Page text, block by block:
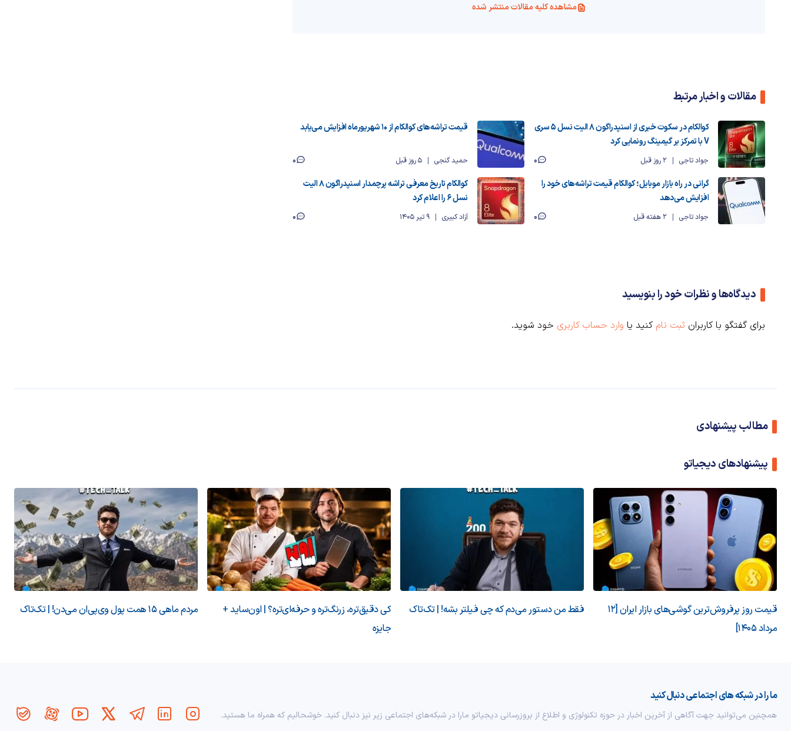
مشاهده کلیه مقالات منتشر شده
مقالات و اخبار مرتبط
کوالکام در سکوت خبری از اسنپدراگون ۸ الیت نسل ۵ سری
V با تمرکز بر گیمینگ رونمایی کرد
جواد تاجی 2 روز قبل 0
قیمت تراشه‌های کوالکام از ۱۰ شهریورماه افزایش می‌یابد
حمید گنجی 5 روز قبل
0
گرانی در راه بازار موبایل؛ کوالکام قیمت تراشه‌های خود را
افزایش می‌دهد
جواد تاجی 2 هفته قبل 0
کوالکام تاریخ معرفی تراشه پرچمدار اسنپدراگون ۸ الیت
نسل ۶ را اعلام کرد
آزاد کبیری 9 تیر 1405 0
دیدگاه‌ها و نظرات خود را بنویسید
برای گفتگو با کاربران ثبت نام کنید یا وارد حساب کاربری خود شوید.
مطالب پیشنهادی
پیشنهادهای دیجیاتو
قیمت روز پرفروش‌ترین گوشی‌های بازار ایران [12
مرداد 1405]
فقط من دستور می‌دم که چی فیلتر بشه! | تک‌تاک
کی دقیق‌تره، زرنگ‌تره و حرفه‌ای‌تره؟ | اون‌ساید +
جایزه
مردم ماهی ۱۵ همت پول وی‌پی‌ان می‌دن! | تک‌تاک
ما را در شبکه های اجتماعی دنبال کنید
همچنین می‌توانید جهت آگاهی از آخرین اخبار در حوزه تکنولوژی و اطلاع از بروزرسانی دیجیاتو مارا در شبکه‌های اجتماعی زیر نیز دنبال کنید. خوشحالیم که همراه ما هستید.